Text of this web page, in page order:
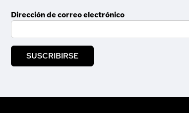
Dirección de correo electrónico
SUSCRIBIRSE